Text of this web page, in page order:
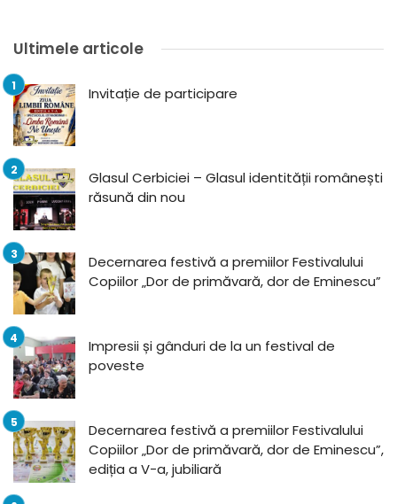
Ultimele articole
Invitație de participare
Glasul Cerbiciei – Glasul identității românești
răsună din nou
Decernarea festivă a premiilor Festivalului
Copiilor „Dor de primăvară, dor de Eminescu”
Impresii și gânduri de la un festival de
poveste
Decernarea festivă a premiilor Festivalului
Copiilor „Dor de primăvară, dor de Eminescu”,
ediția a V-a, jubiliară